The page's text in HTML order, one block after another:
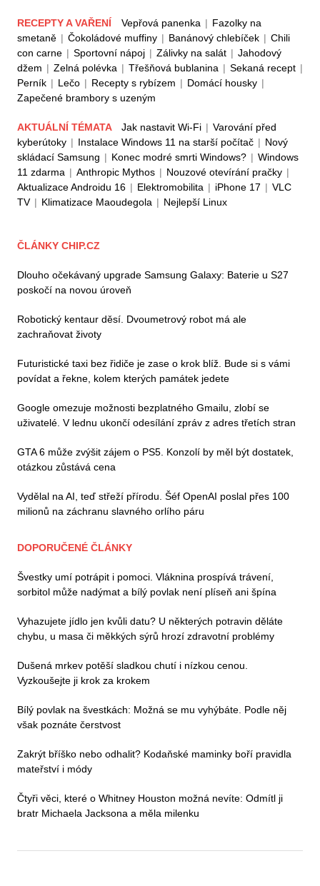
RECEPTY A VAŘENÍ Vepřová panenka | Fazolky na
smetaně | Čokoládové muffiny | Banánový chlebíček | Chili
con carne | Sportovní nápoj | Zálivky na salát | Jahodový
džem | Zelná polévka | Třešňová bublanina | Sekaná recept |
Perník | Lečo | Recepty s rybízem | Domácí housky |
Zapečené brambory s uzeným
AKTUÁLNÍ TÉMATA Jak nastavit Wi-Fi | Varování před
kyberútoky | Instalace Windows 11 na starší počítač | Nový
skládací Samsung | Konec modré smrti Windows? | Windows
11 zdarma | Anthropic Mythos | Nouzové otevírání pračky |
Aktualizace Androidu 16 | Elektromobilita | iPhone 17 | VLC
TV | Klimatizace Maoudegola | Nejlepší Linux
ČLÁNKY CHIP.CZ
Dlouho očekávaný upgrade Samsung Galaxy: Baterie u S27
poskočí na novou úroveň
Robotický kentaur děsí. Dvoumetrový robot má ale
zachraňovat životy
Futuristické taxi bez řidiče je zase o krok blíž. Bude si s vámi
povídat a řekne, kolem kterých památek jedete
Google omezuje možnosti bezplatného Gmailu, zlobí se
uživatelé. V lednu ukončí odesílání zpráv z adres třetích stran
GTA 6 může zvýšit zájem o PS5. Konzolí by měl být dostatek,
otázkou zůstává cena
Vydělal na AI, teď střeží přírodu. Šéf OpenAI poslal přes 100
milionů na záchranu slavného orlího páru
DOPORUČENÉ ČLÁNKY
Švestky umí potrápit i pomoci. Vláknina prospívá trávení,
sorbitol může nadýmat a bílý povlak není plíseň ani špína
Vyhazujete jídlo jen kvůli datu? U některých potravin děláte
chybu, u masa či měkkých sýrů hrozí zdravotní problémy
Dušená mrkev potěší sladkou chutí i nízkou cenou.
Vyzkoušejte ji krok za krokem
Bílý povlak na švestkách: Možná se mu vyhýbáte. Podle něj
však poznáte čerstvost
Zakrýt bříško nebo odhalit? Kodaňské maminky boří pravidla
mateřství i módy
Čtyři věci, které o Whitney Houston možná nevíte: Odmítl ji
bratr Michaela Jacksona a měla milenku